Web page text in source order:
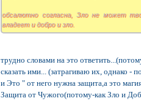
обсалютно согласна, Зло не может
владеет и добро и зло.
трудно словами на это
сказать ими... (затрагиваю их, однако -
и Это " от него нужна защита,а это
Защита от Чужого(потому-как Зло и